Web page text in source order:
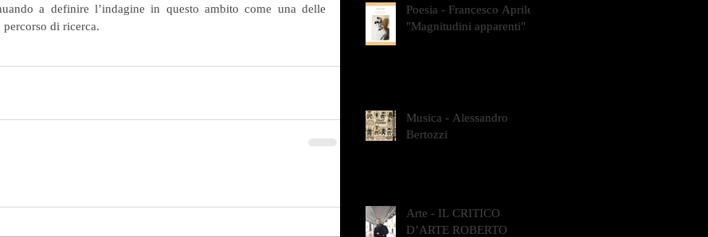
a definire l’indagine in questo ambito come una delle
di ricerca.
Poesia - Francesco Aprile -
"Magnitudini apparenti"
Musica - Alessandro
Bertozzi
Arte - IL CRITICO
D’ARTE ROBERTO